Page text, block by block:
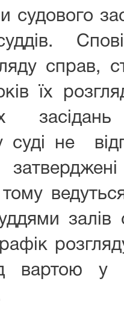
судового
справ,
їх
суді не
тому
залів
вартою у